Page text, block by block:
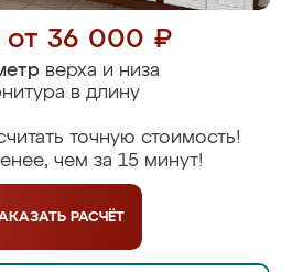
от 36 000 ₽
верха и низа
в длину
точную стоимость!
чем за 15 минут!
РАСЧЁТ